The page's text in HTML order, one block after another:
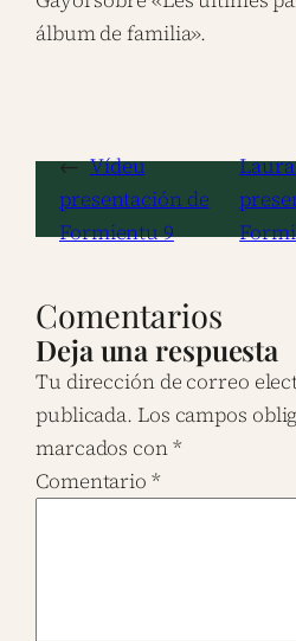
álbum de familia».
← Vídeu
presentación de
Formientu 9
Comentarios
Deja una respuesta
Tu dirección de correo
publicada. Los campos
marcados con*
Comentario *